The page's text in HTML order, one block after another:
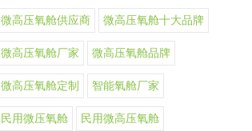
微高压氧舱供应商 微高压氧舱十大品牌
微高压氧舱厂家 微高压氧舱品牌
微高压氧舱定制 智能氧舱厂家
民用微压氧舱 民用微高压氧舱